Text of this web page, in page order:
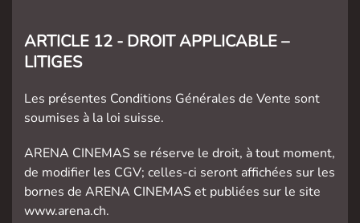
ARTICLE 12 - DROIT APPLICABLE –
LITIGES
Les présentes Conditions Générales de Vente sont
soumises à la loi suisse.
ARENA CINEMAS se réserve le droit, à tout moment,
de modifier les CGV; celles-ci seront affichées sur les
bornes de ARENA CINEMAS et publiées sur le site
www.arena.ch.